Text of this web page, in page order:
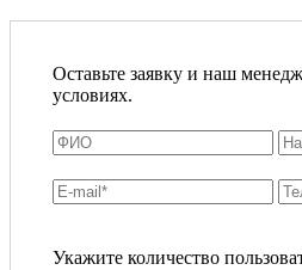
Оставьте заявку и наш
условиях.
Укажите количество